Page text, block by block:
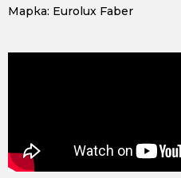
Марка: Eurolux Faber